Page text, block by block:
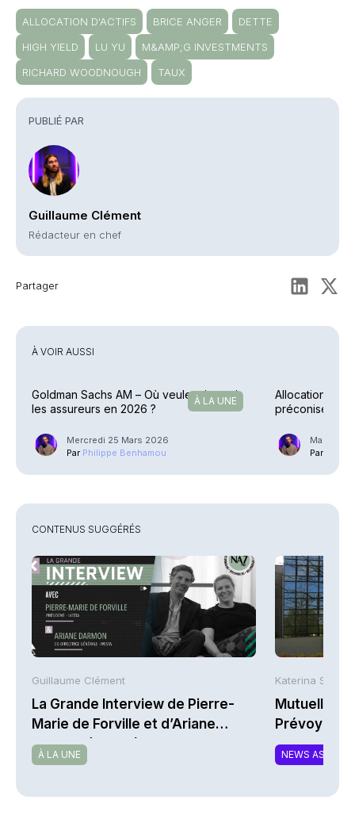
PUBLIÉ PAR
Guillaume Clément
Rédacteur en chef
Partager
ALLOCATION D'ACTIFS BRICE ANGER
DETTE
HIGH YIELD
LU YU
M&AMP;G INVESTMENTS
RICHARD WOODNOUGH
TAUX
À VOIR AUSSI
À LA UNE
Goldman Sachs AM – Où veulent investir
les assureurs en 2026 ?
Mercredi 25 Mars 2026
Par Philippe Benhamou
Allocation –
préconise des
Mardi 27
Par
CONTENUS SUGGÉRÉS
Guillaume Clément
La Grande Interview de Pierre-
Marie de Forville et d’Ariane
Darmon (Ivesta)
À LA UNE
Katerina
Mutuelles :
de la Math
NEWS